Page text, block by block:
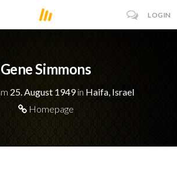
LOGIN
Gene Simmons
25. August 1949in Haifa, Israel
Homepage